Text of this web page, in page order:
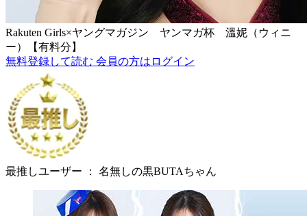
Rakuten Girls×ヤングマガジン ヤンマガ杯 溫妮（ウィニ
ー）【有料分】
無料登録して読む 会員の方はログイン
最推しユーザー ： 名無しの黒BUTAちゃん